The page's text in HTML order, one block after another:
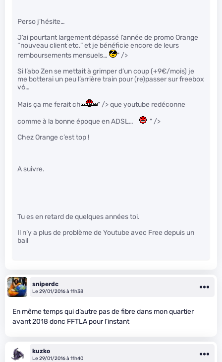
Perso j’hésite…
J’ai pourtant largement dépassé l’année de promo Orange
“nouveau client etc.” et je bénéficie encore de leurs
remboursements mensuels…
" />
Si l’abo Zen se mettait à grimper d’un coup (+9€/mois) je
me botterai un peu l’arrière train pour (re)passer sur freebox
v6…
Mais ça me ferait ch
" /> que youtube redéconne
comme à la bonne époque en ADSL…
" />
Chez Orange c’est top !
A suivre.
Tu es en retard de quelques années toi.
Il n’y a plus de problème de Youtube avec Free depuis un
bail
sniperdc
Le 29/01/2016 à 11h38
En même temps qui d’autre pas de fibre dans mon quartier
avant 2018 donc FFTLA pour l’instant
kuzko
Le 29/01/2016 à 11h40